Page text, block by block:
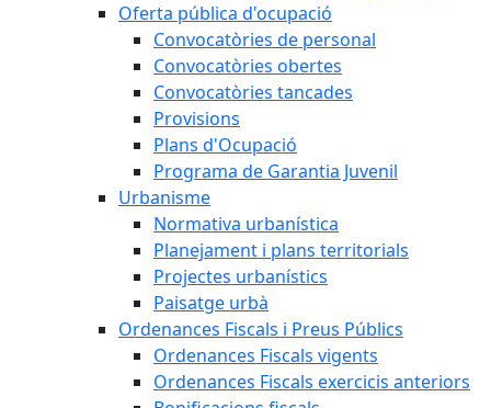
Oferta pública d'ocupació
Convocatòries de personal
Convocatòries obertes
Convocatòries tancades
Provisions
Plans d'Ocupació
Programa de Garantia Juvenil
Urbanisme
Normativa urbanística
Planejament i plans territorials
Projectes urbanístics
Paisatge urbà
Ordenances Fiscals i Preus Públics
Ordenances Fiscals vigents
Ordenances Fiscals exercicis anteriors